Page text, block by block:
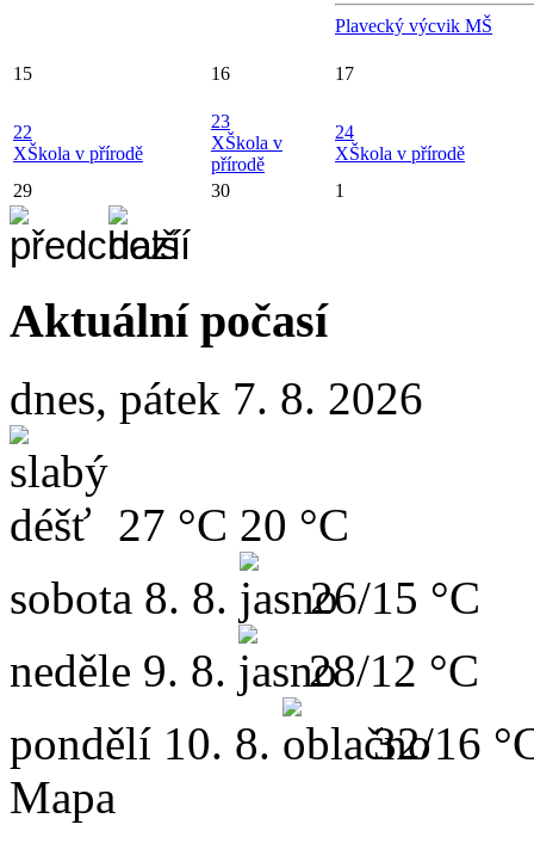
Plavecký výcvik MŠ
15 16 17
22
XŠkola v přírodě
23
XŠkola v
přírodě
24
XŠkola v přírodě
29
30 1
Aktuální počasí
dnes, pátek 7. 8. 2026
27 °C 20 °C
sobota 8. 8.
26/15 °C
neděle 9. 8.
28/12 °C
pondělí 10. 8.
32/16
Mapa